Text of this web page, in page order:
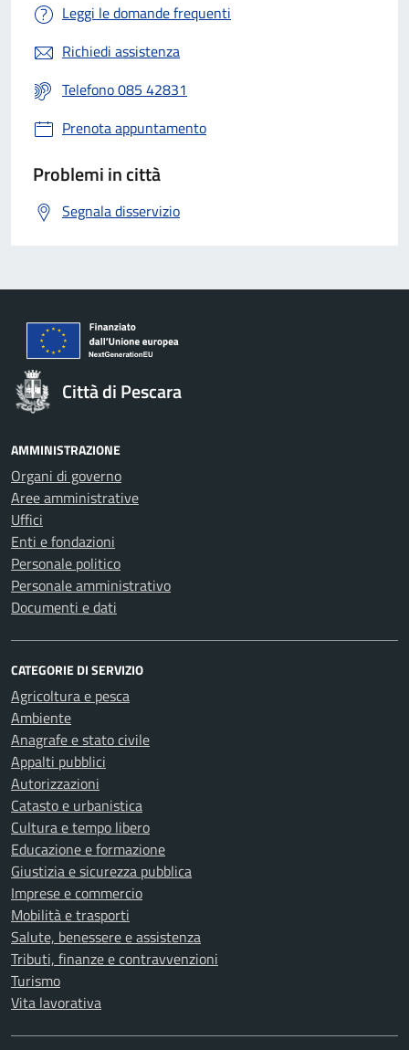
Leggi le domande frequenti
Richiedi assistenza
Telefono 085 42831
Prenota appuntamento
Problemi in città
Segnala disservizio
Città di Pescara
AMMINISTRAZIONE
Organi di governo
Aree amministrative
Uffici
Enti e fondazioni
Personale politico
Personale amministrativo
Documenti e dati
CATEGORIE DI SERVIZIO
Agricoltura e pesca
Ambiente
Anagrafe e stato civile
Appalti pubblici
Autorizzazioni
Catasto e urbanistica
Cultura e tempo libero
Educazione e formazione
Giustizia e sicurezza pubblica
Imprese e commercio
Mobilità e trasporti
Salute, benessere e assistenza
Tributi, finanze e contravvenzioni
Turismo
Vita lavorativa